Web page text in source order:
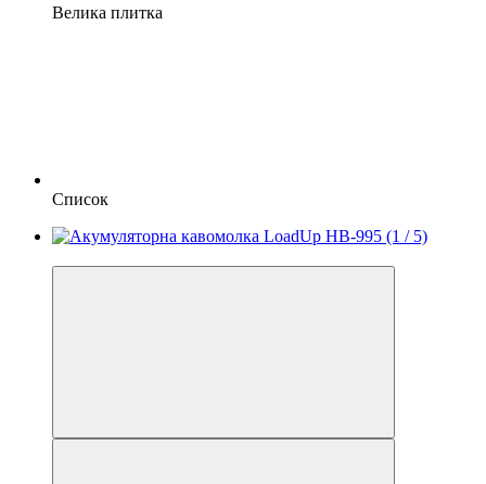
Велика плитка
Список